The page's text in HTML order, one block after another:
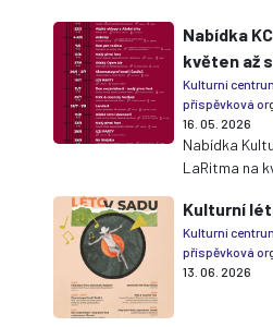
Nabídka
květen až
Kulturní
příspěvková
16. 05. 2026
Nabídka
LaRitma na
Kulturní
Kulturní
příspěvková
13. 06. 2026